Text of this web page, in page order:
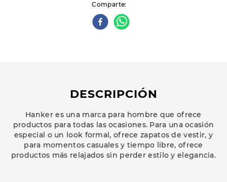
Comparte
DESCRIPCIÓN
Hanker es una marca para hombre que ofrece
productos para todas las ocasiones. Para una ocasión
especial o un look formal, ofrece zapatos de vestir, y
para momentos casuales y tiempo libre, ofrece
productos más relajados sin perder estilo y elegancia.